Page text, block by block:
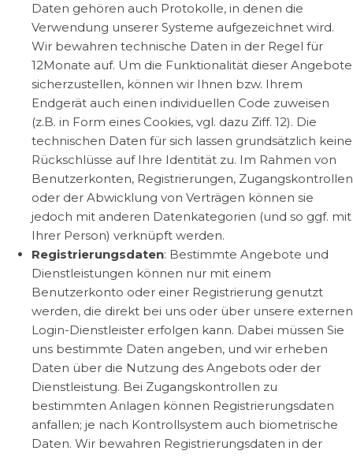
Daten gehören auch Protokolle, in denen die
Verwendung unserer Systeme aufgezeichnet wird.
Wir bewahren technische Daten in der Regel für
12Monate auf. Um die Funktionalität dieser Angebote
sicherzustellen, können wir Ihnen bzw. Ihrem
Endgerät auch einen individuellen Code zuweisen
(z.B. in Form eines Cookies, vgl. dazu Ziff. 12). Die
technischen Daten für sich lassen grundsätzlich keine
Rückschlüsse auf Ihre Identität zu. Im Rahmen von
Benutzerkonten, Registrierungen, Zugangskontrollen
oder der Abwicklung von Verträgen können sie
jedoch mit anderen Datenkategorien (und so ggf. mit
Ihrer Person) verknüpft werden.
Registrierungsdaten: Bestimmte Angebote und
Dienstleistungen können nur mit einem
Benutzerkonto oder einer Registrierung genutzt
werden, die direkt bei uns oder über unsere externen
Login-Dienstleister erfolgen kann. Dabei müssen Sie
uns bestimmte Daten angeben, und wir erheben
Daten über die Nutzung des Angebots oder der
Dienstleistung. Bei Zugangskontrollen zu
bestimmten Anlagen können Registrierungsdaten
anfallen; je nach Kontrollsystem auch biometrische
Daten. Wir bewahren Registrierungsdaten in der